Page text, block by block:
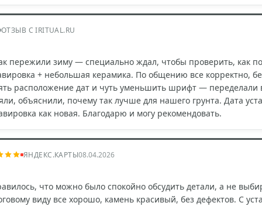
ОТЗЫВ С IRITUAL.RU
пережили зиму — специально ждал, чтобы проверить, как
+ небольшая керамика. По общению все корректно,
расположение дат и чуть уменьшить шрифт —
объяснили, почему так лучше для нашего грунта. Дата
как новая. Благодарю и могу рекомендовать.
ЯНДЕКС.КАРТЫ08.04.2026
что можно было спокойно обсудить детали, а не
виду все хорошо, камень красивый, без дефектов. С